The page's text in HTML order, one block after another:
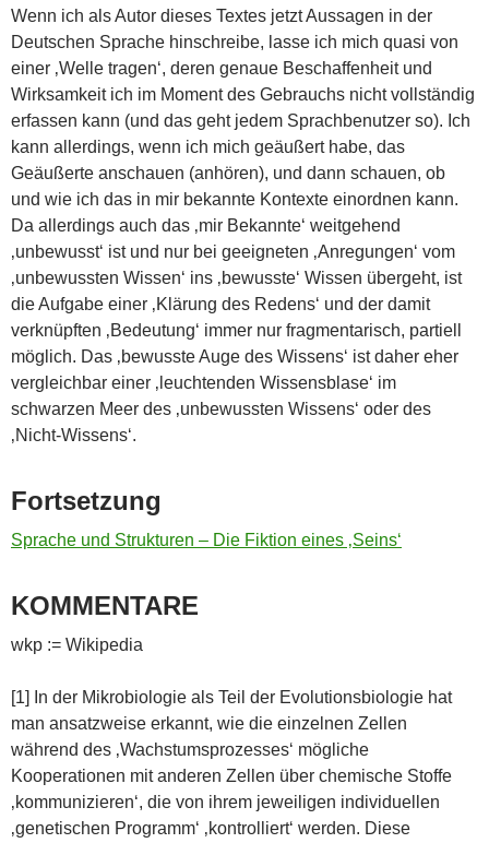
Wenn ich als Autor dieses Textes jetzt Aussagen in der
Deutschen Sprache hinschreibe, lasse ich mich quasi von
einer ‚Welle tragen‘, deren genaue Beschaffenheit und
Wirksamkeit ich im Moment des Gebrauchs nicht vollständig
erfassen kann (und das geht jedem Sprachbenutzer so). Ich
kann allerdings, wenn ich mich geäußert habe, das
Geäußerte anschauen (anhören), und dann schauen, ob
und wie ich das in mir bekannte Kontexte einordnen kann.
Da allerdings auch das ‚mir Bekannte‘ weitgehend
‚unbewusst‘ ist und nur bei geeigneten ‚Anregungen‘ vom
‚unbewussten Wissen‘ ins ‚bewusste‘ Wissen übergeht, ist
die Aufgabe einer ‚Klärung des Redens‘ und der damit
verknüpften ‚Bedeutung‘ immer nur fragmentarisch, partiell
möglich. Das ‚bewusste Auge des Wissens‘ ist daher eher
vergleichbar einer ‚leuchtenden Wissensblase‘ im
schwarzen Meer des ‚unbewussten Wissens‘ oder des
‚Nicht-Wissens‘.
Fortsetzung
Sprache und Strukturen – Die Fiktion eines ‚Seins‘
KOMMENTARE
wkp := Wikipedia
[1] In der Mikrobiologie als Teil der Evolutionsbiologie hat
man ansatzweise erkannt, wie die einzelnen Zellen
während des ‚Wachstumsprozesses‘ mögliche
Kooperationen mit anderen Zellen über chemische Stoffe
‚kommunizieren‘, die von ihrem jeweiligen individuellen
‚genetischen Programm‘ ‚kontrolliert‘ werden. Diese